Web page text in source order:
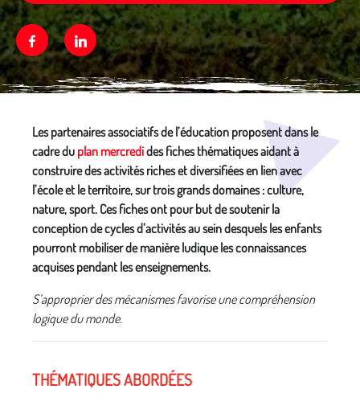
FacebookLinkedin
Les partenaires associatifs de l’éducation proposent dans le
cadre du plan mercredides fiches thématiques aidant à
construire des activités riches et diversifiées en lien avec
l’école et le territoire, sur trois grands domaines : culture,
nature, sport. Ces fiches ont pour but de soutenir la
conception de cycles d’activités au sein desquels les enfants
pourront mobiliser de manière ludique les connaissances
acquises pendant les enseignements.
S’approprier des mécanismes favorise une compréhension
logique du monde.
THÉMATIQUES ABORDÉES